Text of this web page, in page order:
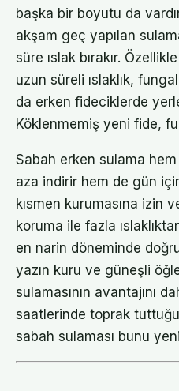
başka bir boyutu da
akşam geç yapılan
süre ıslak bırakır.
uzun süreli ıslaklık,
da erken fideciklerde
Köklenmemiş yeni fide,
Sabah erken sulama hem
aza indirir hem de gün
kısmen kurumasına izin
koruma ile fazla
en narin döneminde
yazın kuru ve güneşli
sulamasının avantajını
saatlerinde toprak
sabah sulaması bunu